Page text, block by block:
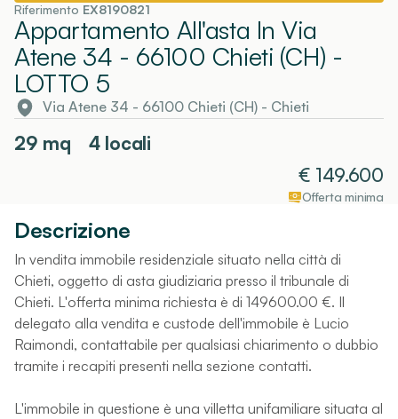
Riferimento EX8190821
Appartamento All'asta In Via
Atene 34 - 66100 Chieti (CH) -
LOTTO 5
Via Atene 34 - 66100 Chieti (CH) - Chieti
29 mq
4 locali
€ 149.600
Offerta minima
Descrizione
In vendita immobile residenziale situato nella città di
Chieti, oggetto di asta giudiziaria presso il tribunale di
Chieti. L'offerta minima richiesta è di 149600.00 €. Il
delegato alla vendita e custode dell'immobile è Lucio
Raimondi, contattabile per qualsiasi chiarimento o dubbio
tramite i recapiti presenti nella sezione contatti.
L'immobile in questione è una villetta unifamiliare situata al